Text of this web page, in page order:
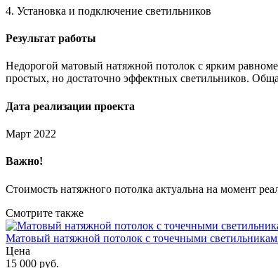
4. Установка и подключение светильников
Результат работы
Недорогой матовый натяжной потолок с ярким
простых, но достаточно эффектных светильников.
Дата реализации проекта
Март 2022
Важно!
Стоимость натяжного потолка актуальна на момент
Смотрите также
Матовый натяжной потолок с точечными
Цена
15 000 руб.